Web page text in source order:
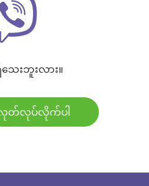
သေးဘူးလား။
လုတ်လုပ်လိုက်ပါ